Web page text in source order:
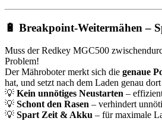
🔋 Breakpoint-Weitermähen –
Muss der Redkey MGC500
Problem!
Der Mähroboter merkt sich die genaue
hat, und setzt nach dem Laden genau
💡 Kein unnötiges Neustarten –
💡 Schont den Rasen – verhindert
💡 Spart Zeit & Akku – für maximale